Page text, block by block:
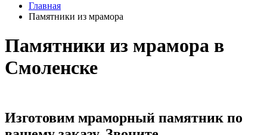
Главная
Памятники из мрамора
Памятники из мрамора в
Смоленске
Изготовим мраморный памятник по